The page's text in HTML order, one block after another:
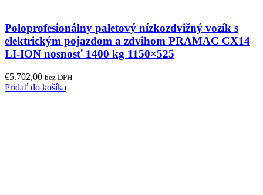
Poloprofesionálny paletový nízkozdvižný vozík s
elektrickým pojazdom a zdvihom PRAMAC CX14
LI-ION nosnosť 1400 kg 1150×525
€5.702,00 bez DPH
Pridať do košíka